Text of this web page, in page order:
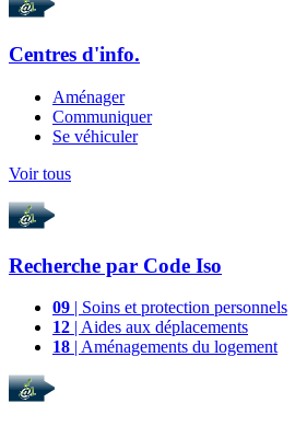
Centres d'info.
Aménager
Communiquer
Se véhiculer
Voir tous
Recherche par Code Iso
09 | Soins et protection personnels
12 | Aides aux déplacements
18 | Aménagements du logement